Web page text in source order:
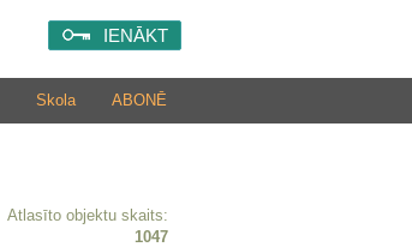
IENĀKT
ABONĒ
Skola
Atlasīto objektu skaits:
1047